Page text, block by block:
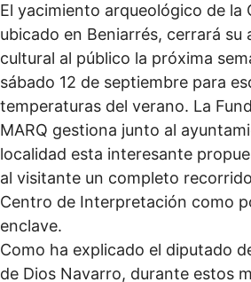
El yacimiento arqueológico de la
ubicado en Beniarrés, cerrará su
cultural al público la próxima
sábado 12 de septiembre para
temperaturas del verano. La
MARQ gestiona junto al
localidad esta interesante
al visitante un completo
Centro de Interpretación como
enclave.
Como ha explicado el diputado
de Dios Navarro, durante estos